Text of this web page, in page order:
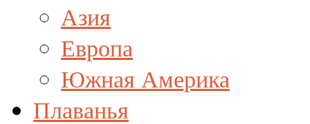
Азия
Европа
Южная Америка
Плаванья